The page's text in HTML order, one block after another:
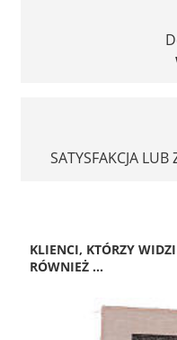
SATYSFAKCJA
KLIENCI, KTÓRZY
RÓWNIEŻ ...